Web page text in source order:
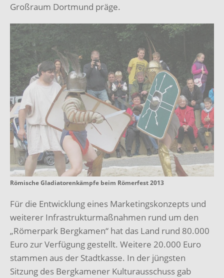
Großraum Dortmund präge.
Römische Gladiatorenkämpfe beim Römerfest 2013
Für die Entwicklung eines Marketingskonzepts und
weiterer Infrastrukturmaßnahmen rund um den
„Römerpark Bergkamen“ hat das Land rund 80.000
Euro zur Verfügung gestellt. Weitere 20.000 Euro
stammen aus der Stadtkasse. In der jüngsten
Sitzung des Bergkamener Kulturausschuss gab